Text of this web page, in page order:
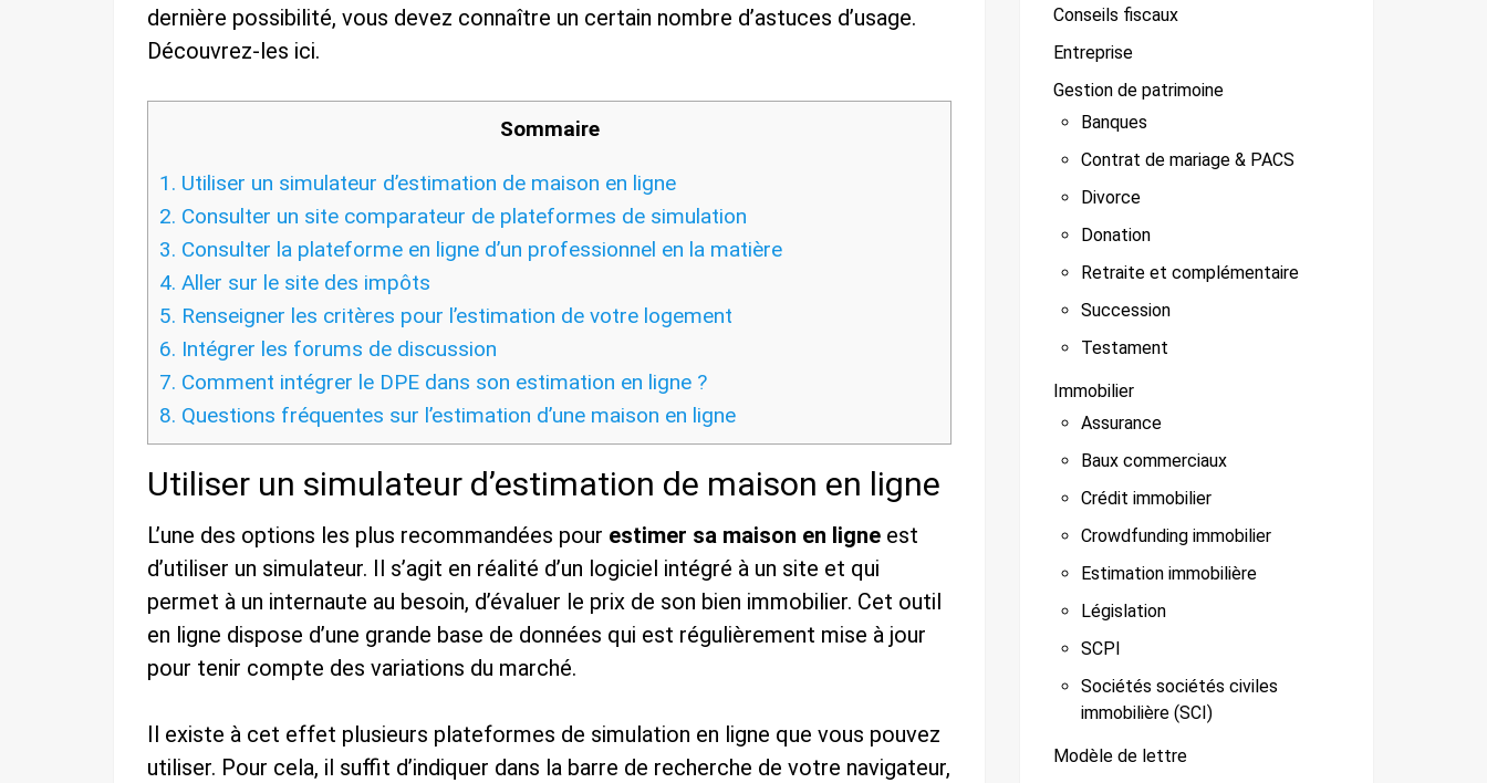
dernière possibilité, vous devez connaître un certain nombre d’astuces d’usage.
Découvrez-les ici.
Sommaire
1. Utiliser un simulateur d’estimation de maison en ligne
2. Consulter un site comparateur de plateformes de simulation
3. Consulter la plateforme en ligne d’un professionnel en la matière
4. Aller sur le site des impôts
5. Renseigner les critères pour l’estimation de votre logement
6. Intégrer les forums de discussion
7. Comment intégrer le DPE dans son estimation en ligne ?
8. Questions fréquentes sur l’estimation d’une maison en ligne
Utiliser un simulateur d’estimation de maison en ligne
L’une des options les plus recommandées pour estimer sa maison en ligne est
d’utiliser un simulateur. Il s’agit en réalité d’un logiciel intégré à un site et qui
permet à un internaute au besoin, d’évaluer le prix de son bien immobilier. Cet outil
en ligne dispose d’une grande base de données qui est régulièrement mise à jour
pour tenir compte des variations du marché.
Il existe à cet effet plusieurs plateformes de simulation en ligne que vous pouvez
utiliser. Pour cela, il suffit d’indiquer dans la barre de recherche de votre navigateur,
Conseils fiscaux
Entreprise
Gestion de patrimoine
Banques
Contrat de mariage & PACS
Divorce
Donation
Retraite et complémentaire
Succession
Testament
Immobilier
Assurance
Baux commerciaux
Crédit immobilier
Crowdfunding immobilier
Estimation immobilière
Législation
SCPI
Sociétés sociétés civiles
immobilière (SCI)
Modèle de lettre